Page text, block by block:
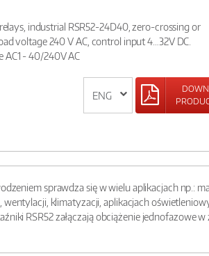
industrial RSR52-24D40, zero-crossing or
voltage 240 V AC, control input 4…32V DC.
AC1 - 40/240V AC
sprawdza się w wielu aplikacjach np.:
klimatyzacji, aplikacjach
RSR52 załączają obciążenie jednofazowe w